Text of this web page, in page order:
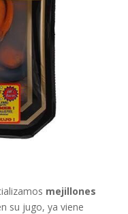
mejillones
su jugo, ya viene